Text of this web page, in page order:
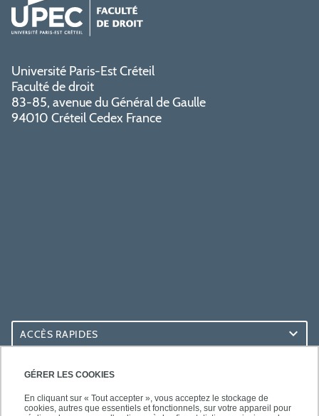
GÉRER LES COOKIES
En cliquant sur « Tout accepter », vous acceptez le stockage de
cookies, autres que essentiels et fonctionnels, sur votre appareil pour
Université Paris-Est Créteil
Faculté de droit
83-85, avenue du Général de Gaulle
94010 Créteil Cedex France
ACCÈS RAPIDES
ACCÈS PRATIQUES